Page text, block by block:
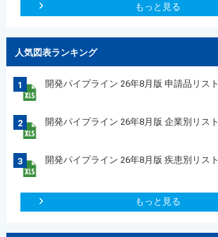
もっと見る
人気図表ランキング
1 開発パイプライン 26年8月版 申請品リスト
2 開発パイプライン 26年8月版 企業別リスト
3 開発パイプライン 26年8月版 疾患別リスト
もっと見る